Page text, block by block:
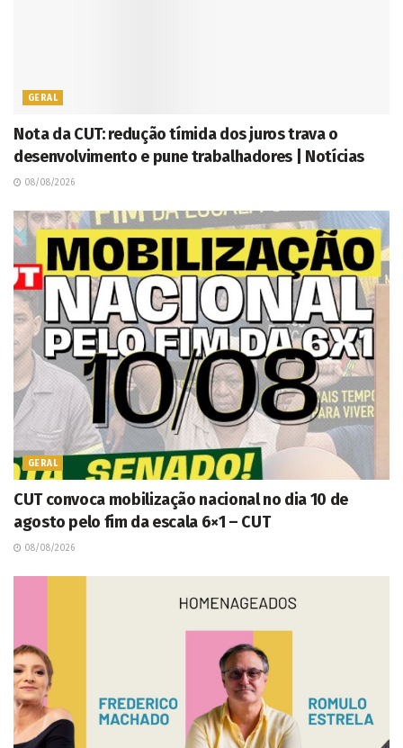
GERAL
Nota da CUT: redução tímida dos juros trava o
desenvolvimento e pune trabalhadores | Notícias
08/08/2026
GERAL
CUT convoca mobilização nacional no dia 10 de
agosto pelo fim da escala 6×1 – CUT
08/08/2026